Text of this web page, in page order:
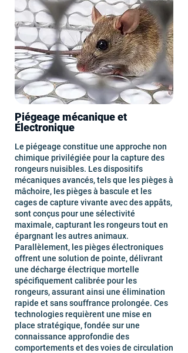
Piégeage mécanique et
Électronique
Le piégeage constitue une approche non
chimique privilégiée pour la capture des
rongeurs nuisibles. Les dispositifs
mécaniques avancés, tels que les pièges à
mâchoire, les pièges à bascule et les
cages de capture vivante avec des appâts,
sont conçus pour une sélectivité
maximale, capturant les rongeurs tout en
épargnant les autres animaux.
Parallèlement, les pièges électroniques
offrent une solution de pointe, délivrant
une décharge électrique mortelle
spécifiquement calibrée pour les
rongeurs, assurant ainsi une élimination
rapide et sans souffrance prolongée. Ces
technologies requièrent une mise en
place stratégique, fondée sur une
connaissance approfondie des
comportements et des voies de circulation